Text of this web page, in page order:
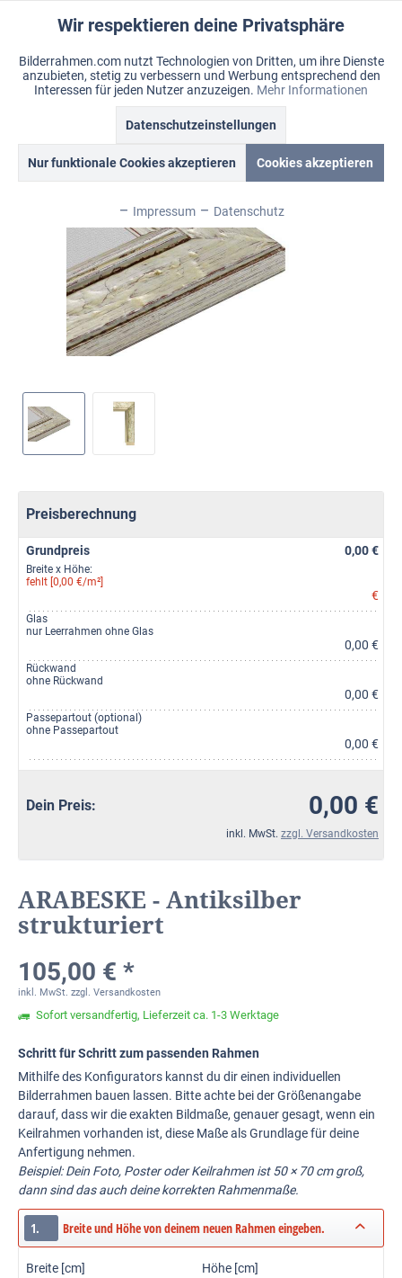
Warenkorb
Merkzettel Mein Konto
Menü
Arabeske
Preisberechnung
Grundpreis 0,00 €
Breite x Höhe:
fehlt [0,00 €/m²]
€
Glas
nur Leerrahmen ohne Glas
0,00 €
Rückwand
ohne Rückwand
0,00 €
Passepartout (optional)
ohne Passepartout
0,00 €
Dein Preis: 0,00 €
inkl. MwSt. zzgl. Versandkosten
ARABESKE - Antiksilber
strukturiert
105,00 € *
inkl. MwSt. zzgl. Versandkosten
Sofort versandfertig, Lieferzeit ca. 1-3 Werktage
Schritt für Schritt zum passenden Rahmen
Mithilfe des Konfigurators kannst du dir einen individuellen
Bilderrahmen bauen lassen. Bitte achte bei der Größenangabe
darauf, dass wir die exakten Bildmaße, genauer gesagt, wenn ein
Keilrahmen vorhanden ist, diese Maße als Grundlage für deine
Anfertigung nehmen.
Beispiel: Dein Foto, Poster oder Keilrahmen ist 50 × 70 cm groß,
dann sind das auch deine korrekten Rahmenmaße.
1. Breite und Höhe von deinem neuen Rahmen eingeben.
Breite [cm] Höhe [cm]
Funktionale Aktiv
Marketing Inaktiv
Inaktiv
Inaktiv
Wir respektieren deine Privatsphäre
Bilderrahmen.com nutzt Technologien von Dritten, um ihre Dienste
anzubieten, stetig zu verbessern und Werbung entsprechend den
Interessen für jeden Nutzer anzuzeigen. Mehr Informationen
Datenschutzeinstellungen
Nur funktionale Cookies akzeptieren Cookies akzeptieren
Impressum Datenschutz